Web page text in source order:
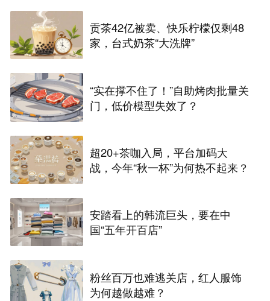
贡茶42亿被卖、快乐柠檬仅剩48
家，台式奶茶“大洗牌”
“实在撑不住了！”自助烤肉批量关
门，低价模型失效了？
超20+茶咖入局，平台加码大
战，今年“秋一杯”为何热不起来？
安踏看上的韩流巨头，要在中
国“五年开百店”
粉丝百万也难逃关店，红人服饰
为何越做越难？